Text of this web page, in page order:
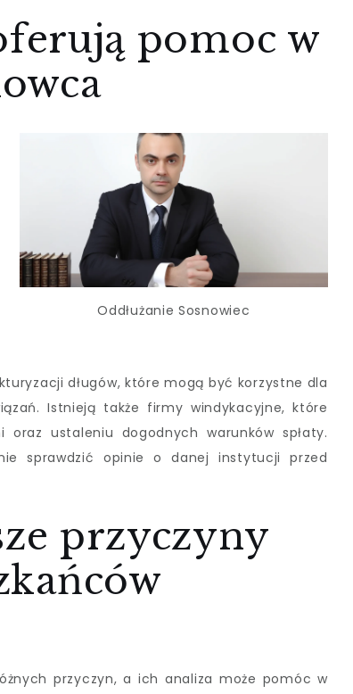
pomoc w
Oddłużanie Sosnowiec
długów, które mogą być korzystne dla
Istnieją także firmy windykacyjne, które
ustaleniu dogodnych warunków spłaty.
sprawdzić opinie o danej instytucji przed
przyczyny
przyczyn, a ich analiza może pomóc w